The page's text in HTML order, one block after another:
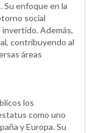
Su enfoque en la
social
Además,
contribuyendo al
áreas
los
como uno
y Europa. Su